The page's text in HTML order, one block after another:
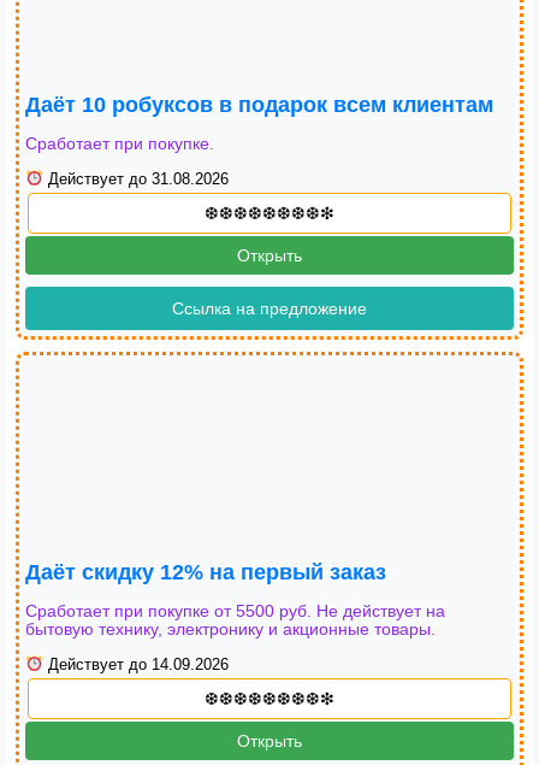
Даёт 10 робуксов в подарок всем клиентам
Сработает при покупке.
Действует до 31.08.2026
Открыть
Ссылка на предложение
Даёт скидку 12% на первый заказ
Сработает при покупке от 5500 руб. Не действует на
бытовую технику, электронику и акционные товары.
Действует до 14.09.2026
Открыть